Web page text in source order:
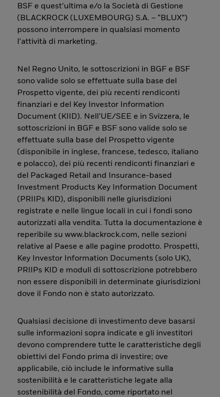
BSF e quest’ultima e/o la Società di Gestione
(BLACKROCK (LUXEMBOURG) S.A. – “BLUX”)
possono interrompere in qualsiasi momento
l’attività di marketing.
Nel Regno Unito, le sottoscrizioni in BGF e BSF
sono valide solo se effettuate sulla base del
Prospetto vigente, dei più recenti rendiconti
finanziari e del Key Investor Information
Document (KIID). Nell’UE/SEE e in Svizzera, le
sottoscrizioni in BGF e BSF sono valide solo se
effettuate sulla base del Prospetto vigente
(disponibile in inglese, francese, tedesco, italiano
e polacco), dei più recenti rendiconti finanziari e
del Packaged Retail and Insurance-based
Investment Products Key Information Document
(PRIIPs KID), disponibili nelle giurisdizioni
registrate e nelle lingue locali in cui i fondi sono
autorizzati alla vendita. Tutta la documentazione è
reperibile su www.blackrock.com, nelle sezioni
relative al Paese e alle pagine prodotto. Prospetti,
Key Investor Information Documents (solo UK),
PRIIPs KID e moduli di sottoscrizione potrebbero
non essere disponibili in determinate giurisdizioni
dove il Fondo non è stato autorizzato.
Qualsiasi decisione di investimento deve basarsi
sulle informazioni sopra indicate e gli investitori
devono comprendere tutte le caratteristiche degli
obiettivi del Fondo prima di investire; ove
applicabile, ciò include le informative sulla
sostenibilità e le caratteristiche legate alla
sostenibilità del Fondo, come riportato nel